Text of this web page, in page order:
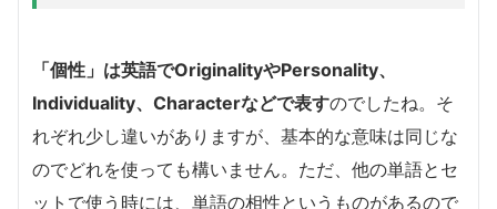
「個性」は英語でOriginalityやPersonality、
Individuality、Characterなどで表すのでしたね。そ
れぞれ少し違いがありますが、基本的な意味は同じな
のでどれを使っても構いません。ただ、他の単語とセ
ットで使う時には、単語の相性というものがあるので